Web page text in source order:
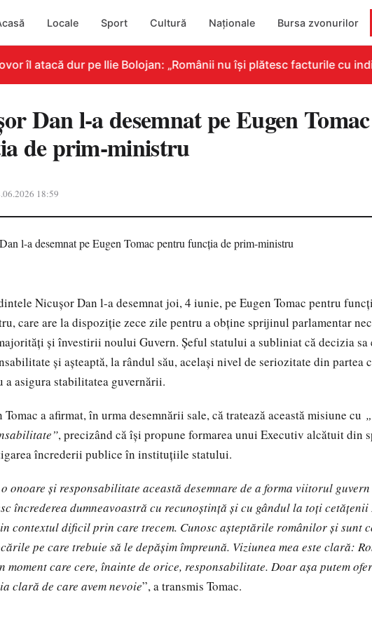
Locale Sport Cultură Naționale Bursa zvonurilor
îl atacă dur pe Ilie Bolojan: „Românii nu își plătesc facturile cu
Dan l-a desemnat pe Eugen
de prim-ministru
18:59
Nicușor Dan l-a desemnat joi, 4 iunie, pe Eugen Tomac pentru
care are la dispoziție zece zile pentru a obține sprijinul parlamentar
și învestirii noului Guvern. Șeful statului a subliniat că decizia sa
și așteaptă, la rândul său, același nivel de seriozitate din partea
a asigura stabilitatea guvernării.
Tomac a afirmat, în urma desemnării sale, că tratează această misiune cu
, precizând că își propune formarea unui Executiv alcătuit din
încrederii publice în instituțiile statului.
o onoare și responsabilitate această desemnare de a forma viitorul
încrederea dumneavoastră cu recunoștință și cu gândul la toți
contextul dificil prin care trecem. Cunosc așteptările românilor și sunt
pe care trebuie să le depășim împreună. Viziunea mea este clară:
moment care cere, înainte de orice, responsabilitate. Doar așa putem
clară de care avem nevoie”, a transmis Tomac.